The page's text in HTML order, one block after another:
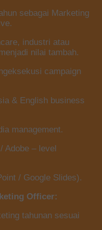
sebagai Marketing
industri atau
nilai tambah.
campaign
& English business
management.
Adobe – level
/ Google Slides).
Officer:
tahunan sesuai